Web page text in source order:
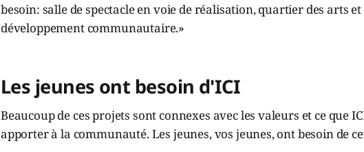
besoin: salle de spectacle en voie de réalisation, quartier des arts
développement communautaire.»
Les jeunes ont besoin d'ICI
Beaucoup de ces projets sont connexes avec les valeurs et ce que
apporter à la communauté. Les jeunes, vos jeunes, ont besoin de